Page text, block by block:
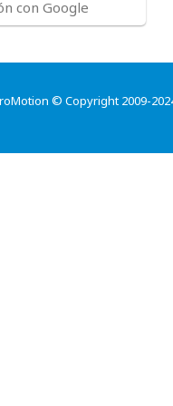
con Google
© Copyright 2009-